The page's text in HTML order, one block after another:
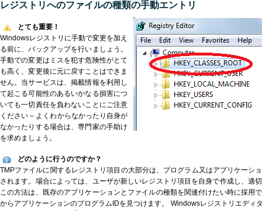
レジストリへのファイルの種類の手動エントリ
とても重要！
Windowsレジストリに手動で変更を加え
る前に、バックアップを行いましょう。
手動での変更はミスを犯す危険性がとて
も高く、変更後に元に戻すことはできま
せん。当サービスは、掲載情報を利用し
て起こる可能性のあるいかなる損害につ
いても一切責任を負わないことにご注意
ください – よくわからなかったり自身が
なかったりする場合は、専門家の手助け
を求めましょう。
どのように行うのですか？
TMPファイルに関するレジストリ項目の大部分は、プログラム又はアプリケーシ
されます。場合によっては、ユーザが新しいレジストリ項目を自身で作成し、適
この方法は、既存のアプリケーションとファイルの種類を関連付けたい時に採用
からアプリケーションのプログラムIDを見つけます。 Windowsレジストリエディ